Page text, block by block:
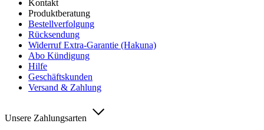
Kontakt
Produktberatung
Bestellverfolgung
Rücksendung
Widerruf Extra-Garantie (Hakuna)
Abo Kündigung
Hilfe
Geschäftskunden
Versand & Zahlung
Unsere Zahlungsarten